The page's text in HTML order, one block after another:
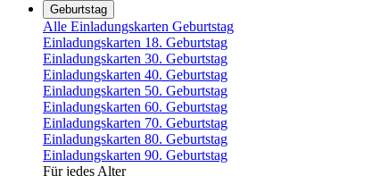
Geburtstag
Alle Einladungskarten Geburtstag
Einladungskarten 18. Geburtstag
Einladungskarten 30. Geburtstag
Einladungskarten 40. Geburtstag
Einladungskarten 50. Geburtstag
Einladungskarten 60. Geburtstag
Einladungskarten 70. Geburtstag
Einladungskarten 80. Geburtstag
Einladungskarten 90. Geburtstag
Für jedes Alter